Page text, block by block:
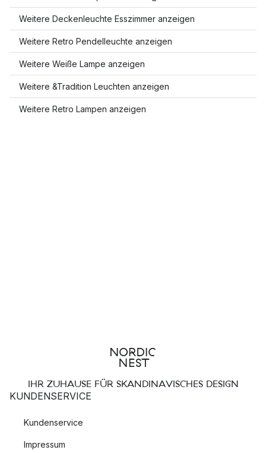
Weitere Deckenleuchte Esszimmer anzeigen
Weitere Retro Pendelleuchte anzeigen
Weitere Weiße Lampe anzeigen
Weitere &Tradition Leuchten anzeigen
Weitere Retro Lampen anzeigen
IHR ZUHAUSE FÜR SKANDINAVISCHES DESIGN
KUNDENSERVICE
Kundenservice
Impressum